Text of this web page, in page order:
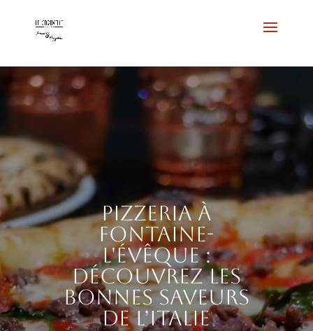
Pizzeria à
Fontaine-
l'Évêque :
découvrez les
bonnes saveurs
de l’Italie